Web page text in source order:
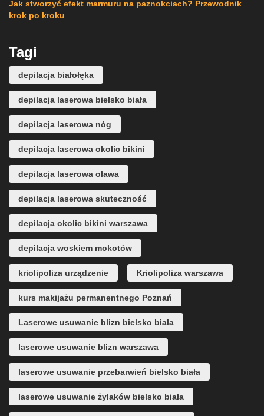
Jak stworzyć efekt marmuru na paznokciach? Przewodnik
krok po kroku
Tagi
depilacja białołęka
depilacja laserowa bielsko biała
depilacja laserowa nóg
depilacja laserowa okolic bikini
depilacja laserowa oława
depilacja laserowa skuteczność
depilacja okolic bikini warszawa
depilacja woskiem mokotów
kriolipoliza urządzenie Kriolipoliza warszawa
kurs makijażu permanentnego Poznań
Laserowe usuwanie blizn bielsko biała
laserowe usuwanie blizn warszawa
laserowe usuwanie przebarwień bielsko biała
laserowe usuwanie żylaków bielsko biała